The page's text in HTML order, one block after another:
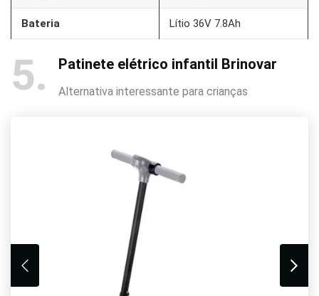
Bateria Lítio 36V 7.8Ah
5 Patinete elétrico infantil Brinovar
Alternativa interessante para crianças